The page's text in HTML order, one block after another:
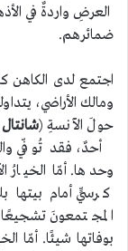
العرضِ واردةٌ في
ضمائرهم.
اجتمع لدى الكاهن
ومالك الأراضي،
حولَ الآنسةِ (
أحدٌ، فقد تُوفّي
وحدها. أمّا الخيارُ
كرسيٍّ أمام بيتها
المجتمعونَ تشجيعًا
بوفاتها شيئًا. أمّا